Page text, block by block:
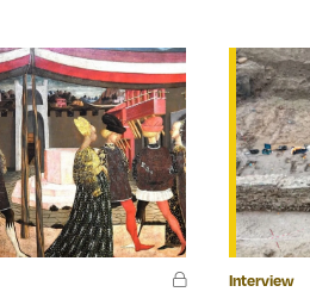
Interview